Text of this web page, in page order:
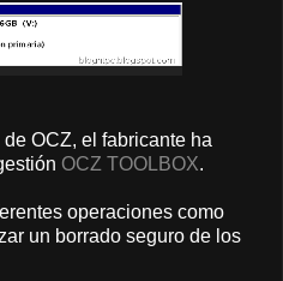
OCZ, el fabricante ha
OCZ TOOLBOX.
operaciones como
un borrado seguro de los